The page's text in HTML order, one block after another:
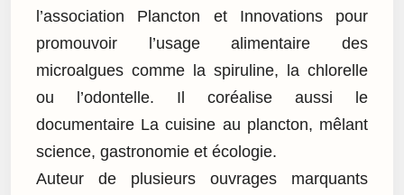
l’association Plancton et Innovations pour
promouvoir l’usage alimentaire des
microalgues comme la spiruline, la chlorelle
ou l’odontelle. Il coréalise aussi le
documentaire La cuisine au plancton, mêlant
science, gastronomie et écologie.
Auteur de plusieurs ouvrages marquants